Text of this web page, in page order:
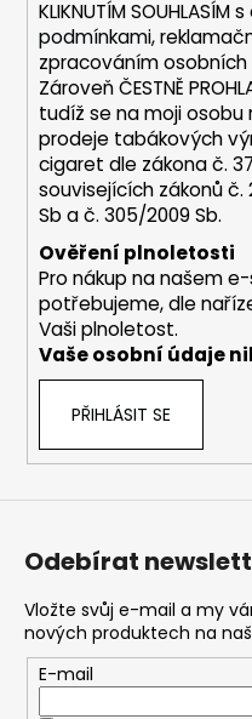
a
?
D
p
o
r
č
u
j
e
m
KLIKNUTÍM SOUHLASÍM s
podmínkami,
zpracováním
Zároveň ČESTNĚ
tudíž se na moji
prodeje tabákových
cigaret dle zákona č.
souvisejících zákonů č.
Sb a č. 305/2009 Sb.
Ověření plnoletosti
Pro nákup na našem
potřebujeme, dle
Vaši plnoletost.
Vaše osobní údaje
PŘIHLÁSIT SE
Odebírat
Vložte svůj e-mail a my
nových produktech na
E-mail